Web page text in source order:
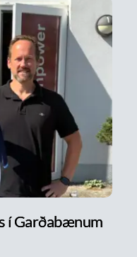
í Garðabænum